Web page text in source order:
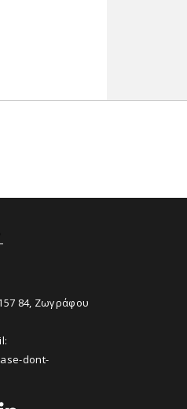
84, Ζωγράφου
dont-